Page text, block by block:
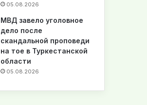
05.08.2026
МВД завело уголовное
дело после
скандальной проповеди
на тое в Туркестанской
области
05.08.2026